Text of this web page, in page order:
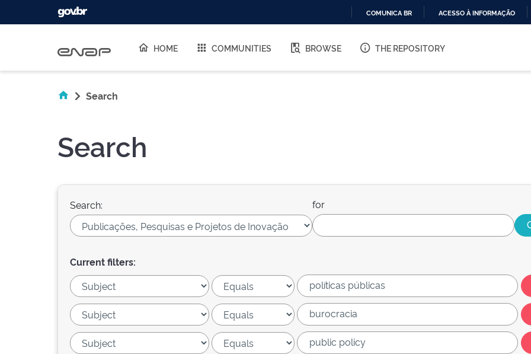
O
COMUNICA BR ACESSO À INFORMAÇÃO
HOME COMMUNITIES BROWSE THE REPOSITORY
Search
Search
Search: for
Current filters: